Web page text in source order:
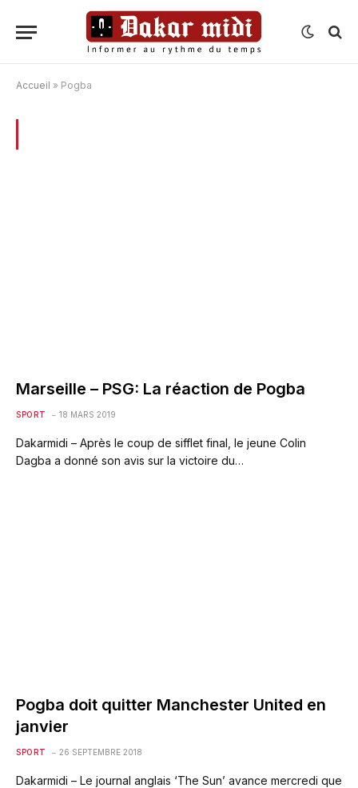
Accueil » Pogba
Marseille – PSG: La réaction de Pogba
SPORT 18 MARS 2019
Dakarmidi – Après le coup de sifflet final, le jeune Colin
Dagba a donné son avis sur la victoire du…
Pogba doit quitter Manchester United en
janvier
SPORT 26 SEPTEMBRE 2018
Dakarmidi – Le journal anglais ‘The Sun’ avance mercredi que